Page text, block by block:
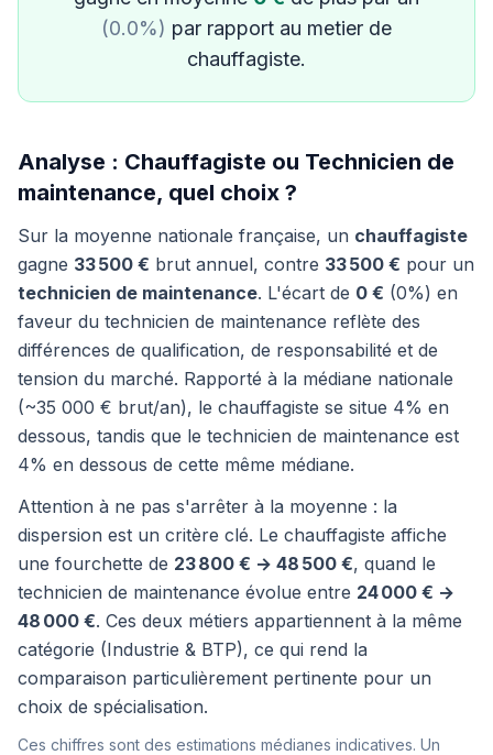
(0.0%) par rapport au metier de
chauffagiste.
Analyse : Chauffagiste ou Technicien de
maintenance, quel choix ?
Sur la moyenne nationale française, un chauffagiste
gagne 33 500 € brut annuel, contre 33 500 € pour un
technicien de maintenance. L'écart de 0 € (0%) en
faveur du technicien de maintenance reflète des
différences de qualification, de responsabilité et de
tension du marché. Rapporté à la médiane nationale
(~35 000 € brut/an), le chauffagiste se situe 4% en
dessous, tandis que le technicien de maintenance est
4% en dessous de cette même médiane.
Attention à ne pas s'arrêter à la moyenne : la
dispersion est un critère clé. Le chauffagiste affiche
une fourchette de 23 800 € → 48 500 €, quand le
technicien de maintenance évolue entre 24 000 € →
48 000 €. Ces deux métiers appartiennent à la même
catégorie (Industrie & BTP), ce qui rend la
comparaison particulièrement pertinente pour un
choix de spécialisation.
Ces chiffres sont des estimations médianes indicatives. Un